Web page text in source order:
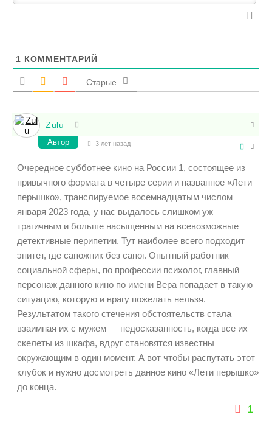
1 КОММЕНТАРИЙ
Старые
Zulu
Автор 3 лет назад
Очередное субботнее кино на России 1, состоящее из
привычного формата в четыре серии и названное «Лети
перышко», транслируемое восемнадцатым числом
января 2023 года, у нас выдалось слишком уж
трагичным и больше насыщенным на всевозможные
детективные перипетии. Тут наиболее всего подходит
эпитет, где сапожник без сапог. Опытный работник
социальной сферы, по профессии психолог, главный
персонаж данного кино по имени Вера попадает в такую
ситуацию, которую и врагу пожелать нельзя.
Результатом такого стечения обстоятельств стала
взаимная их с мужем — недосказанность, когда все их
скелеты из шкафа, вдруг становятся известны
окружающим в один момент. А вот чтобы распутать этот
клубок и нужно досмотреть данное кино «Лети перышко»
до конца.
1